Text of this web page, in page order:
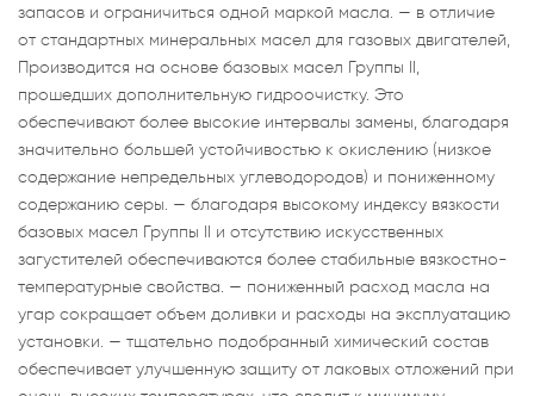
запасов и ограничиться одной маркой масла. — в отличие
от стандартных минеральных масел для газовых двигателей,
Производится на основе базовых масел Группы II,
прошедших дополнительную гидроочистку. Это
обеспечивают более высокие интервалы замены, благодаря
значительно большей устойчивостью к окислению (низкое
содержание непредельных углеводородов) и пониженному
содержанию серы. — благодаря высокому индексу вязкости
базовых масел Группы II и отсутствию искусственных
загустителей обеспечиваются более стабильные вязкостно-
температурные свойства. — пониженный расход масла на
угар сокращает объем доливки и расходы на эксплуатацию
установки. — тщательно подобранный химический состав
обеспечивает улучшенную защиту от лаковых отложений при